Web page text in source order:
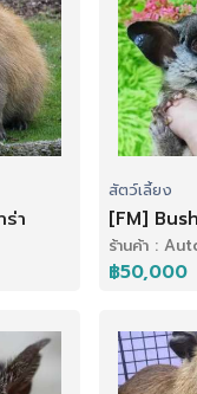
า
สัตว์เลี้ยง
[FM]
ร้านค้า :
฿50,000